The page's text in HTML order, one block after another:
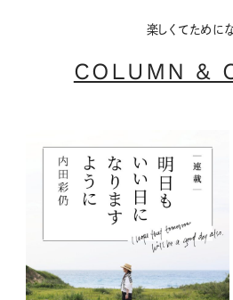
楽しくてためにな
COLUMN &